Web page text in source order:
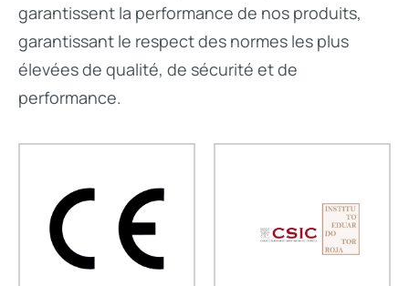
garantissent la performance de nos produits,
garantissant le respect des normes les plus
élevées de qualité, de sécurité et de
performance.